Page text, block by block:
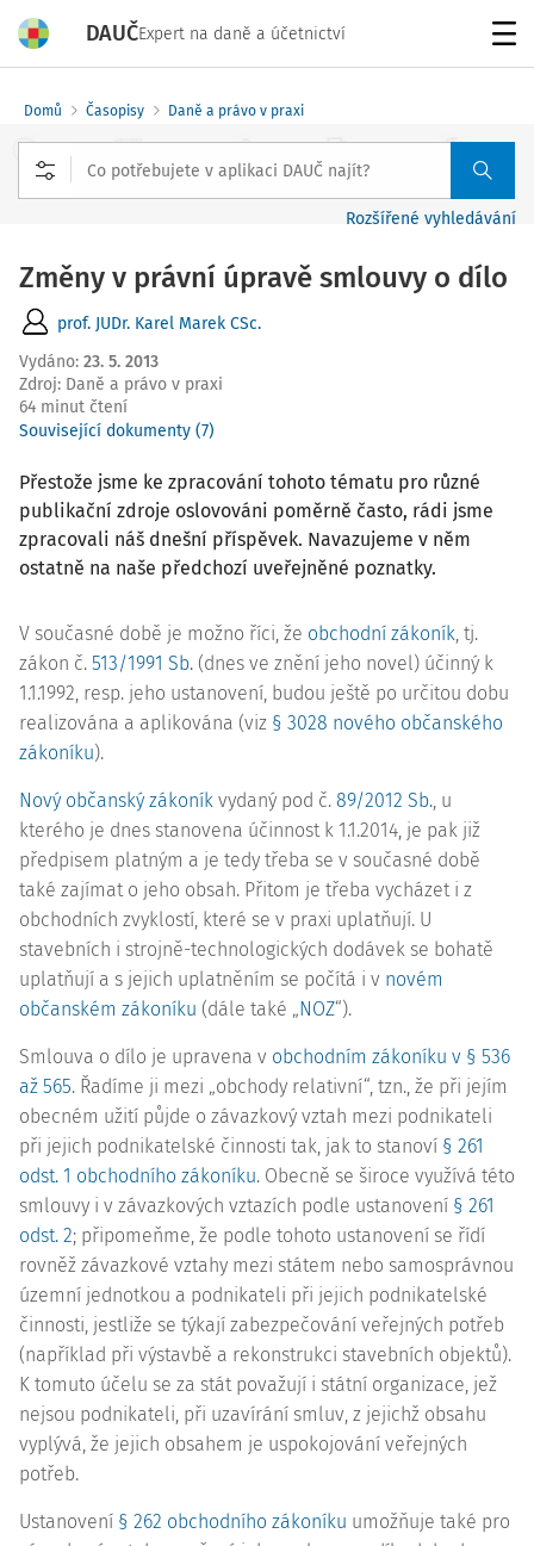
DAUČExpert na daně a účetnictví
Domů Časopisy Daně a právo v praxi
Rozšířené vyhledávání
Změny v právní úpravě smlouvy o dílo
prof. JUDr. Karel Marek CSc.
Vydáno: 23. 5. 2013
Zdroj: Daně a právo v praxi
64 minut čtení
Související dokumenty (7)
Přestože jsme ke zpracování tohoto tématu pro různé
publikační zdroje oslovováni poměrně často, rádi jsme
zpracovali náš dnešní příspěvek. Navazujeme v něm
ostatně na naše předchozí uveřejněné poznatky.
V současné době je možno říci, že obchodní zákoník, tj.
zákon č. 513/1991 Sb. (dnes ve znění jeho novel) účinný k
1.1.1992, resp. jeho ustanovení, budou ještě po určitou dobu
realizována a aplikována (viz § 3028 nového občanského
zákoníku).
Nový občanský zákoník vydaný pod č. 89/2012 Sb., u
kterého je dnes stanovena účinnost k 1.1.2014, je pak již
předpisem platným a je tedy třeba se v současné době
také zajímat o jeho obsah. Přitom je třeba vycházet i z
obchodních zvyklostí, které se v praxi uplatňují. U
stavebních i strojně-technologických dodávek se bohatě
uplatňují a s jejich uplatněním se počítá i v novém
občanském zákoníku (dále také „NOZ“).
Smlouva o dílo je upravena v obchodním zákoníku v § 536
až 565. Řadíme ji mezi „obchody relativní“, tzn., že při jejím
obecném užití půjde o závazkový vztah mezi podnikateli
při jejich podnikatelské činnosti tak, jak to stanoví § 261
odst. 1 obchodního zákoníku. Obecně se široce využívá této
smlouvy i v závazkových vztazích podle ustanovení § 261
odst. 2; připomeňme, že podle tohoto ustanovení se řídí
rovněž závazkové vztahy mezi státem nebo samosprávnou
územní jednotkou a podnikateli při jejich podnikatelské
činnosti, jestliže se týkají zabezpečování veřejných potřeb
(například při výstavbě a rekonstrukci stavebních objektů).
K tomuto účelu se za stát považují i státní organizace, jež
nejsou podnikateli, při uzavírání smluv, z jejichž obsahu
vyplývá, že jejich obsahem je uspokojování veřejných
potřeb.
Ustanovení § 262 obchodního zákoníku umožňuje také pro